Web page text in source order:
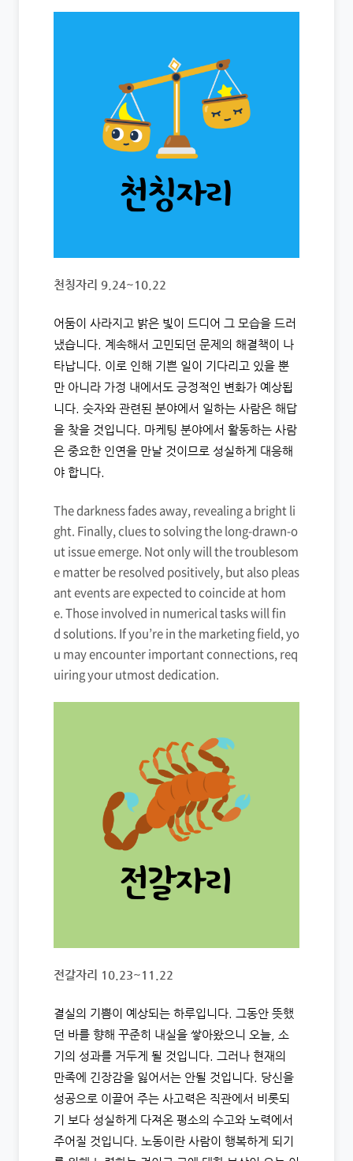
천칭자리 9.24~10.22
어둠이 사라지고 밝은 빛이 드디어 그 모습을 드러
냈습니다. 계속해서 고민되던 문제의 해결책이 나
타납니다. 이로 인해 기쁜 일이 기다리고 있을 뿐
만 아니라 가정 내에서도 긍정적인 변화가 예상됩
니다. 숫자와 관련된 분야에서 일하는 사람은 해답
을 찾을 것입니다. 마케팅 분야에서 활동하는 사람
은 중요한 인연을 만날 것이므로 성실하게 대응해
야 합니다.
The darkness fades away, revealing a bright li
ght. Finally, clues to solving the long-drawn-o
ut issue emerge. Not only will the troublesom
e matter be resolved positively, but also pleas
ant events are expected to coincide at hom
e. Those involved in numerical tasks will fin
d solutions. If you’re in the marketing field, yo
u may encounter important connections, req
uiring your utmost dedication.
전갈자리 10.23~11.22
결실의 기쁨이 예상되는 하루입니다. 그동안 뜻했
던 바를 향해 꾸준히 내실을 쌓아왔으니 오늘, 소
기의 성과를 거두게 될 것입니다. 그러나 현재의
만족에 긴장감을 잃어서는 안될 것입니다. 당신을
성공으로 이끌어 주는 사고력은 직관에서 비롯되
기 보다 성실하게 다져온 평소의 수고와 노력에서
주어질 것입니다. 노동이란 사람이 행복하게 되기